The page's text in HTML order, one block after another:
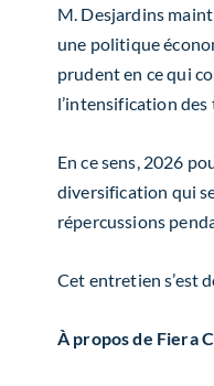
M. Desjardins
une politique
prudent en ce qui
l’intensification
En ce sens, 2026
diversification qui
répercussions
Cet entretien s’est
À propos de Fiera